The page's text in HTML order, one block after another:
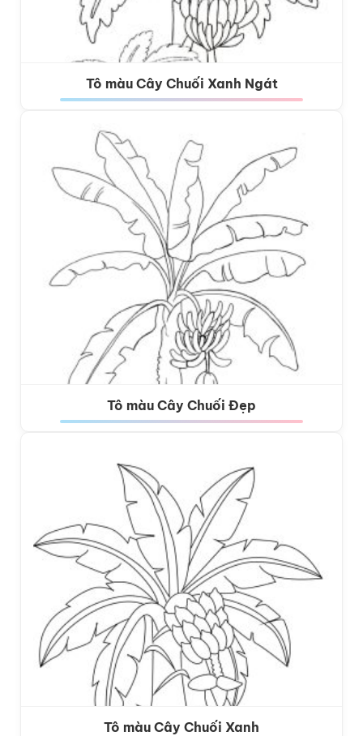
Tô màu Cây Chuối Xanh Ngát
Tô màu Cây Chuối Đẹp
Tô màu Cây Chuối Xanh